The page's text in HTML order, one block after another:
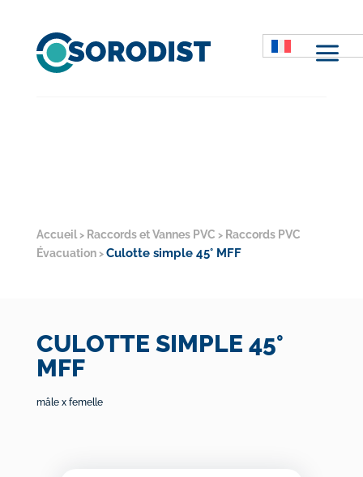
M
Accueil> Raccords et Vannes PVC > Raccords PVC
Évacuation> Culotte simple 45° MFF
CULOTTE SIMPLE 45°
MFF
mâle x femelle